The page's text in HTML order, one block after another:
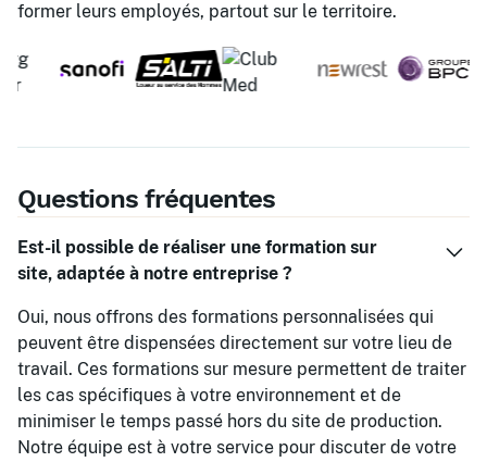
former leurs employés, partout sur le territoire.
Questions fréquentes
Est-il possible de réaliser une formation sur
site, adaptée à notre entreprise ?
Oui, nous offrons des formations personnalisées qui
peuvent être dispensées directement sur votre lieu de
travail. Ces formations sur mesure permettent de traiter
les cas spécifiques à votre environnement et de
minimiser le temps passé hors du site de production.
Notre équipe est à votre service pour discuter de votre